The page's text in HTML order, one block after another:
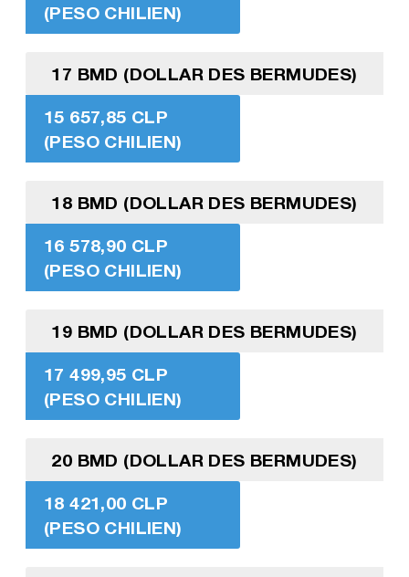
(PESO CHILIEN)
17 BMD (DOLLAR DES BERMUDES)
15 657,85 CLP
(PESO CHILIEN)
18 BMD (DOLLAR DES BERMUDES)
16 578,90 CLP
(PESO CHILIEN)
19 BMD (DOLLAR DES BERMUDES)
17 499,95 CLP
(PESO CHILIEN)
20 BMD (DOLLAR DES BERMUDES)
18 421,00 CLP
(PESO CHILIEN)